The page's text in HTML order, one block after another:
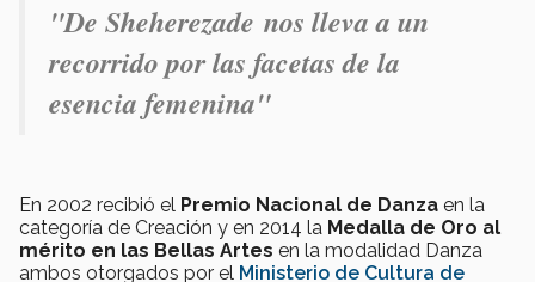
"De Sheherezade nos lleva a un
recorrido por las facetas de la
esencia femenina"
En 2002 recibió el Premio Nacional de Danza en la
categoría de Creación y en 2014 la Medalla de Oro al
mérito en las Bellas Artes en la modalidad Danza
ambos otorgados por el Ministerio de Cultura de